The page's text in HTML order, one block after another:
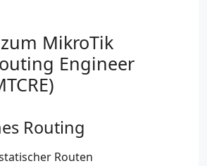
MikroTik
Engineer
Routing
Routen